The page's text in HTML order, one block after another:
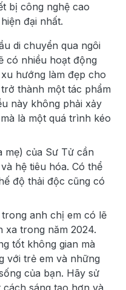
bị công nghệ cao
đại nhất.
di chuyển qua ngôi
có nhiều hoạt động
hướng làm đẹp cho
thành một tác phẩm
này không phải xảy
là một quá trình kéo
mẹ) của Sư Tử cần
hệ tiêu hóa. Có thể
độ thải độc cũng có
anh chị em có lẽ
xa trong năm 2024.
tốt không gian mà
với trẻ em và những
của bạn. Hãy sử
sáng tạo hơn và